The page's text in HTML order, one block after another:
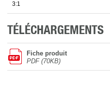
3:1
TÉLÉCHARGEMENTS
Fiche produit
PDF (70KB)